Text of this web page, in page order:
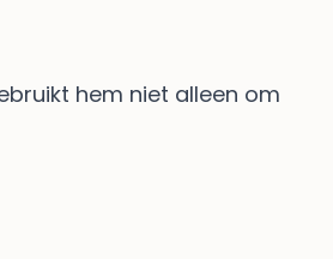
hem niet alleen om